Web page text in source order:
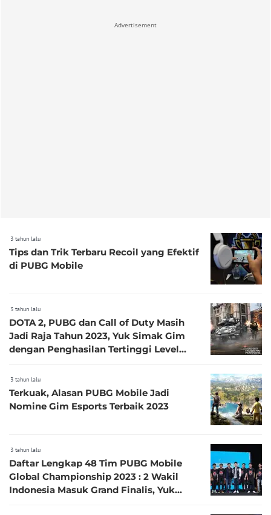
Advertisement
3 tahun lalu
Tips dan Trik Terbaru Recoil yang Efektif
di PUBG Mobile
3 tahun lalu
DOTA 2, PUBG dan Call of Duty Masih
Jadi Raja Tahun 2023, Yuk Simak Gim
dengan Penghasilan Tertinggi Level
3 tahun lalu
Terkuak, Alasan PUBG Mobile Jadi
Nomine Gim Esports Terbaik 2023
3 tahun lalu
Daftar Lengkap 48 Tim PUBG Mobile
Global Championship 2023 : 2 Wakil
Indonesia Masuk Grand Finalis, Yuk